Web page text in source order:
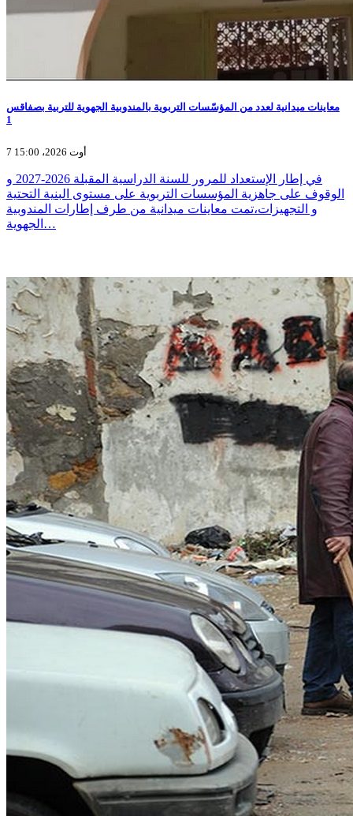
معاينات ميدانية لعدد من المؤسّسات التربوية بالمندوبية الجهوية للتربية بصفاقس
1
7 أوت 2026، 15:00
في إطار الإستعداد للمرور للسنة الدراسية المقبلة 2026-2027 و
الوقوف على جاهزية المؤسسات التربوية على مستوى البنية التحتية
و التجهيزات،تمت معاينات ميدانية من طرف إطارات المندوبية
الجهوية…